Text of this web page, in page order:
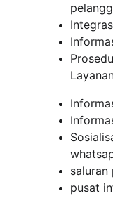
saluran
pusat